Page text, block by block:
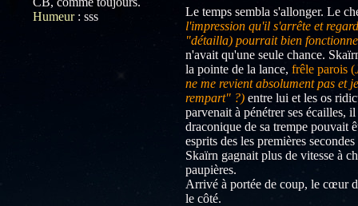
Humeur: sss
Le temps sembla s'allonger. Le
l'impression qu'il s'arrête et
"détailla) pourrait bien
n'avait qu'une seule chance.
la pointe de la lance, frêle parois (
ne me revient absolument pas et
rempart" ?) entre lui et les os
parvenait à pénétrer ses écailles,
draconique de sa trempe pouvait
esprits des les premières
Skaïrn gagnait plus de vitesse à
paupières.
Arrivé à portée de coup, le cœur
le côté.